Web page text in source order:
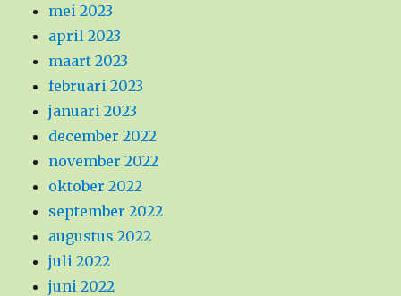
mei 2023
april 2023
maart 2023
februari 2023
januari 2023
december 2022
november 2022
oktober 2022
september 2022
augustus 2022
juli 2022
juni 2022